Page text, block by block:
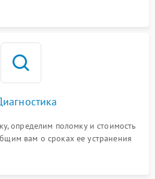
определим поломку и стоимость
вам о сроках ее устранения